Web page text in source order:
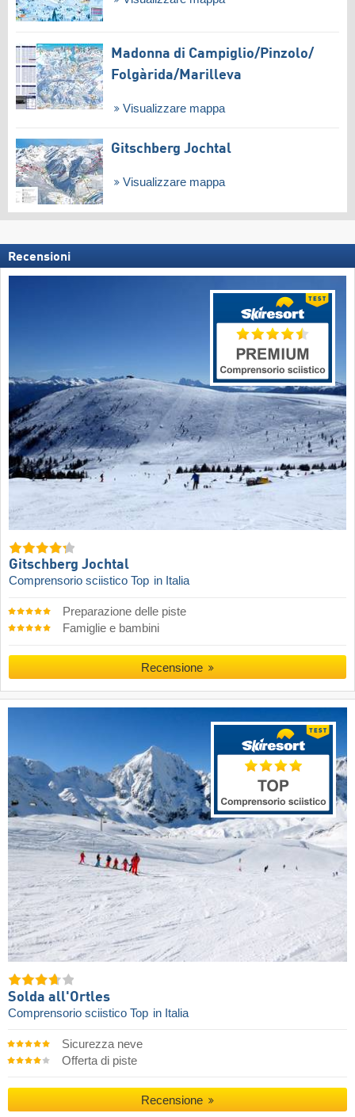
Madonna di Campiglio/​Pinzolo/​
Folgàrida/​Marilleva
Visualizzare mappa
Gitschberg Jochtal
Visualizzare mappa
Recensioni
Gitschberg Jochtal
Comprensorio sciistico Top in Italia
Preparazione delle piste
Famiglie e bambini
Recensione
Solda all'Ortles
Comprensorio sciistico Top in Italia
Sicurezza neve
Offerta di piste
Recensione